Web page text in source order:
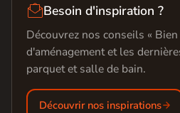
Besoin d'inspiration ?
Découvrez nos conseils «
d'aménagement et les
parquet et salle de bain.
Découvrir nos inspirations